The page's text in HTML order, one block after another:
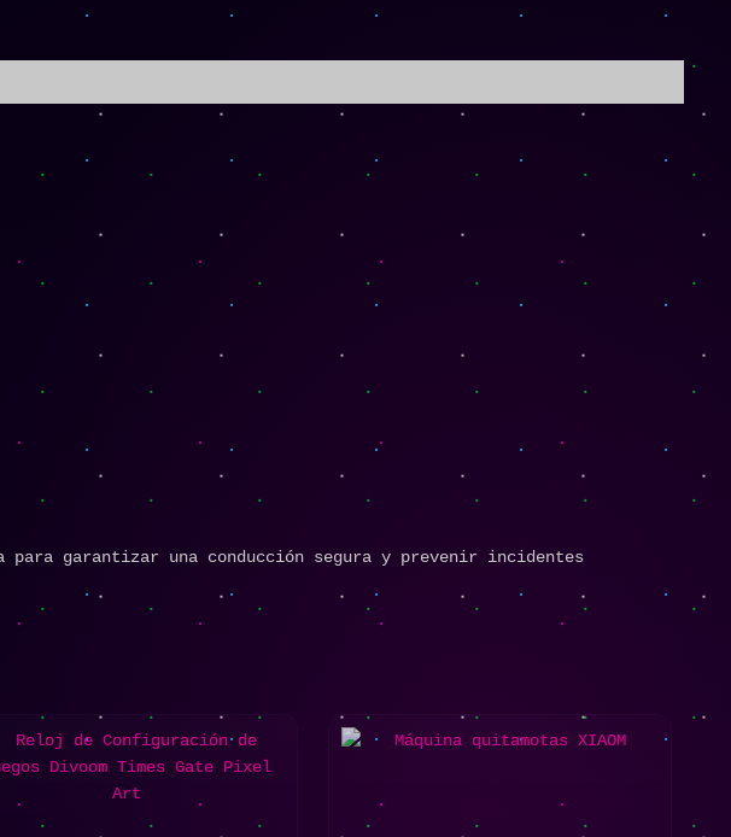
garantizar una conducción segura y prevenir incidentes